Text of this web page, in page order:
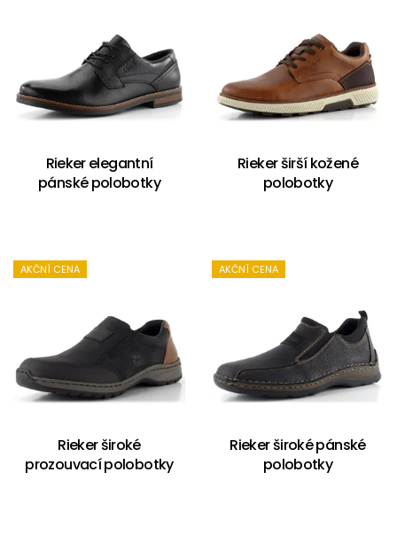
Rieker elegantní
pánské polobotky
Rieker širší kožené
polobotky
AKČNÍ CENA
Rieker široké
prozouvací polobotky
AKČNÍ CENA
Rieker široké pánské
polobotky